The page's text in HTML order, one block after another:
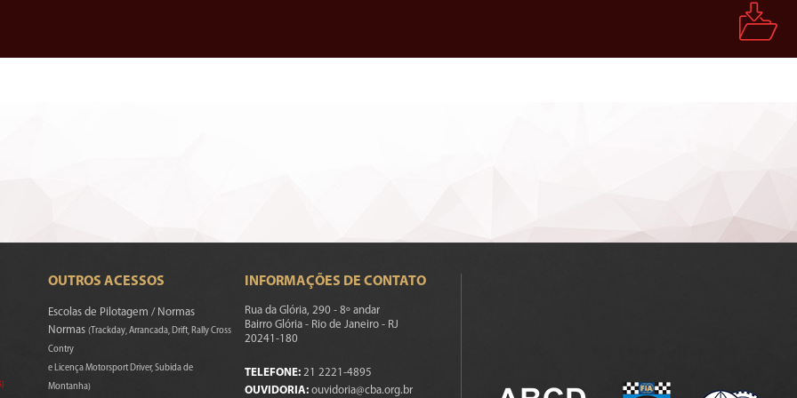
OUTROS ACESSOS
Escolas de Pilotagem / Normas
Normas(Trackday, Arrancada, Drift, Rally Cross
Contry
e Licença Motorsport Driver, Subida de
Montanha)
INFORMAÇÕES DE CONTATO
Rua da Glória, 290 - 8º andar
Bairro Glória - Rio de Janeiro - RJ
20241-180
TELEFONE: 21 2221-4895
OUVIDORIA: ouvidoria@cba.org.br